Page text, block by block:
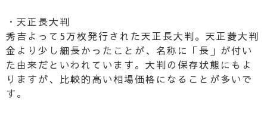
・天正長大判
秀吉よって5万枚発行された天正長大判。天正菱大判
金より少し細長かったことが、名称に「長」が付い
た由来だといわれています。大判の保存状態にもよ
りますが、比較的高い相場価格になることが多いで
す。